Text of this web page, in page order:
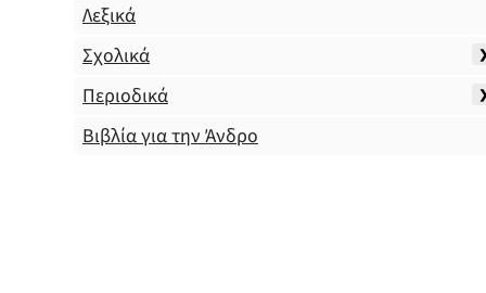
Λεξικά
Σχολικά
Περιοδικά
Βιβλία για την Άνδρο